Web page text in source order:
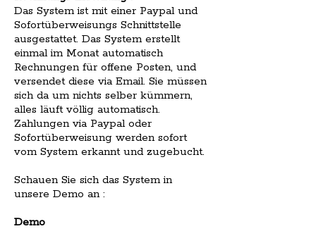
Das System ist mit einer Paypal und
Sofortüberweisungs Schnittstelle
ausgestattet. Das System erstellt
einmal im Monat automatisch
Rechnungen für offene Posten, und
versendet diese via Email. Sie müssen
sich da um nichts selber kümmern,
alles läuft völlig automatisch.
Zahlungen via Paypal oder
Sofortüberweisung werden sofort
vom System erkannt und zugebucht.
Schauen Sie sich das System in
unsere Demo an :
Demo